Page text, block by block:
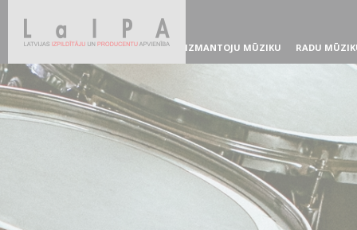
IZMANTOJU MŪZIKU RADU